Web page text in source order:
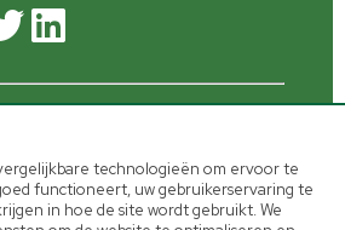
International -Terms and
technologieën om ervoor te
functioneert, uw gebruikerservaring te
in hoe de site wordt gebruikt. We